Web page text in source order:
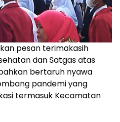
pesan terimakasih
dan Satgas atas
bertaruh nyawa
pandemi yang
termasuk Kecamatan